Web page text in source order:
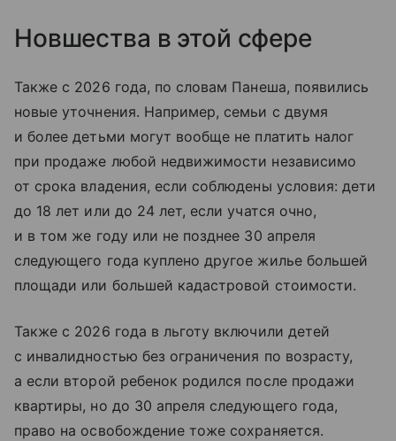
Новшества в этой сфере
Также с 2026 года, по словам Панеша, появились
новые уточнения. Например, семьи с двумя
и более детьми могут вообще не платить налог
при продаже любой недвижимости независимо
от срока владения, если соблюдены условия: дети
до 18 лет или до 24 лет, если учатся очно,
и в том же году или не позднее 30 апреля
следующего года куплено другое жилье большей
площади или большей кадастровой стоимости.
Также с 2026 года в льготу включили детей
с инвалидностью без ограничения по возрасту,
а если второй ребенок родился после продажи
квартиры, но до 30 апреля следующего года,
право на освобождение тоже сохраняется.